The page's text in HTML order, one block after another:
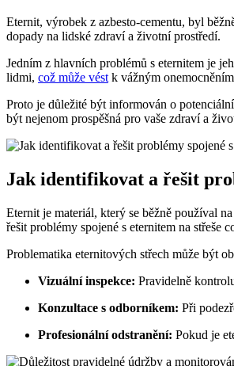
Eternit, výrobek z azbesto-cementu, byl
dopady na lidské zdraví a životní prostředí.
Jedním z hlavních problémů s eternitem je
lidmi, což může véstk vážným
Proto je důležité být informován o
být nejenom prospěšná pro vaše zdraví a
Jak identifikovat a řešit
Eternit je materiál, který se běžně používal
řešit problémy spojené s eternitem na střeše
Problematika eternitových střech může být
Vizuální inspekce: Pravidelně
Konzultace s odborníkem: Při
Profesionální odstranění: Pokud je